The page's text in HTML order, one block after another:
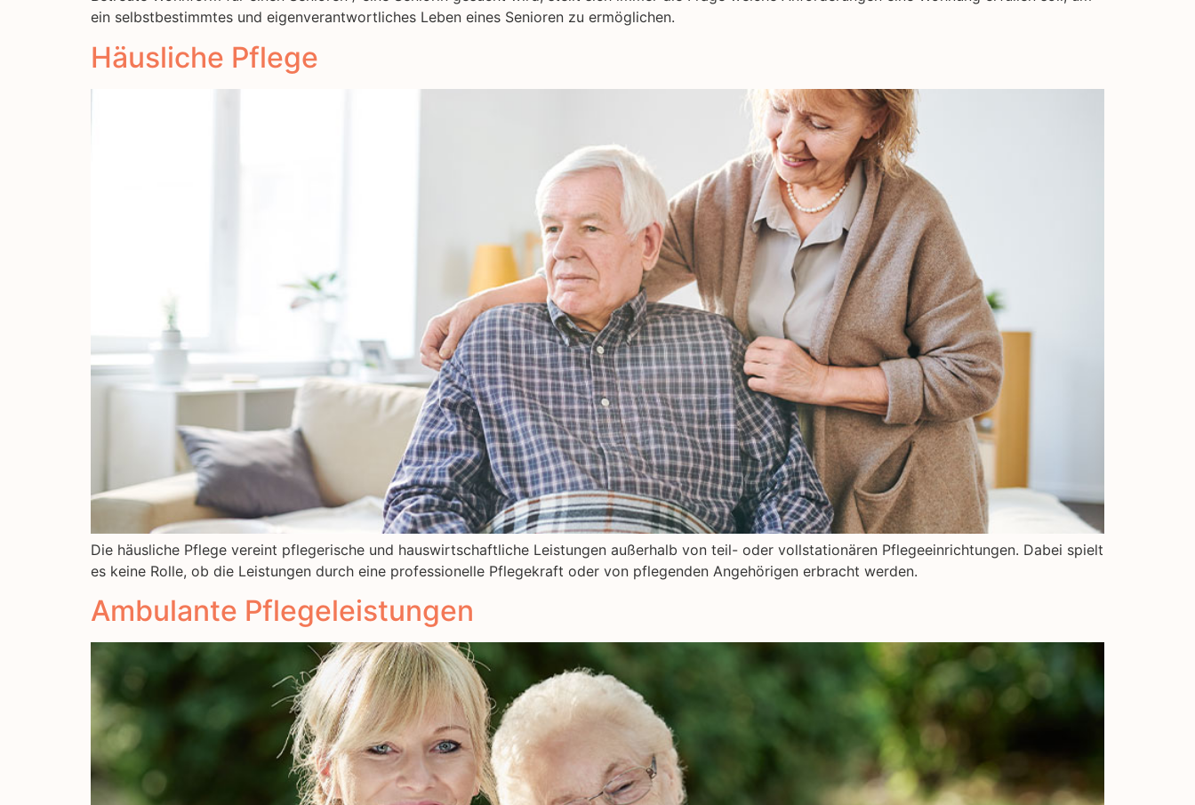
ein selbstbestimmtes und eigenverantwortliches Leben eines Senioren zu ermöglichen.
Häusliche Pflege
Die häusliche Pflege vereint pflegerische und hauswirtschaftliche Leistungen außerhalb von teil- oder vollstationären Pflegeeinrichtungen. Dabei spielt
es keine Rolle, ob die Leistungen durch eine professionelle Pflegekraft oder von pflegenden Angehörigen erbracht werden.
Ambulante Pflegeleistungen